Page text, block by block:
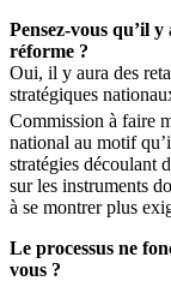
Pensez-vous qu’il
réforme ?
Oui, il y aura des
stratégiques
Commission à faire
national au motif
stratégies découlant
sur les instruments
à se montrer plus
Le processus ne
vous ?